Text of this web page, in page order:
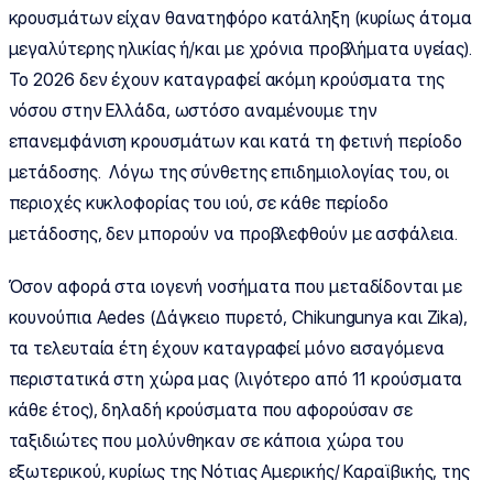
κρουσμάτων είχαν θανατηφόρο κατάληξη (κυρίως άτομα
μεγαλύτερης ηλικίας ή/και με χρόνια προβλήματα υγείας).
Το 2026 δεν έχουν καταγραφεί ακόμη κρούσματα της
νόσου στην Ελλάδα, ωστόσο αναμένουμε την
επανεμφάνιση κρουσμάτων και κατά τη φετινή περίοδο
μετάδοσης. Λόγω της σύνθετης επιδημιολογίας του, οι
περιοχές κυκλοφορίας του ιού, σε κάθε περίοδο
μετάδοσης, δεν μπορούν να προβλεφθούν με ασφάλεια.
Όσον αφορά στα ιογενή νοσήματα που μεταδίδονται με
κουνούπια Aedes (Δάγκειο πυρετό, Chikungunya και Zika),
τα τελευταία έτη έχουν καταγραφεί μόνο εισαγόμενα
περιστατικά στη χώρα μας (λιγότερο από 11 κρούσματα
κάθε έτος), δηλαδή κρούσματα που αφορούσαν σε
ταξιδιώτες που μολύνθηκαν σε κάποια χώρα του
εξωτερικού, κυρίως της Νότιας Αμερικής/ Καραϊβικής, της